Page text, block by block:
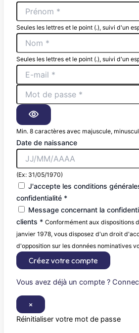
Seules les lettres et le point (.), suivi d'un
Seules les lettres et le point (.), suivi d'un
Min. 8 caractères avec majuscule,
Date de naissance
(Ex: 31/05/1970)
J'accepte les conditions
confidentialité *
Message concernant la
clients * Conformément aux dispositions
janvier 1978, vous disposez d'un droit
d'opposition sur les données nominatives
Créez votre compte
Vous avez déjà un compte ?
×
Réinitialiser votre mot de passe